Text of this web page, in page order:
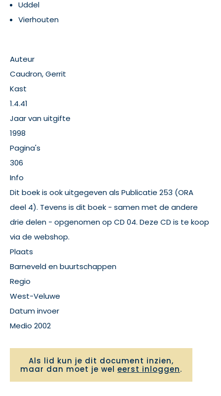
Uddel
Vierhouten
Auteur
Caudron, Gerrit
Kast
1.4.41
Jaar van uitgifte
1998
Pagina's
306
Info
Dit boek is ook uitgegeven als Publicatie 253 (ORA
deel 4). Tevens is dit boek - samen met de andere
drie delen - opgenomen op CD 04. Deze CD is te koop
via de webshop.
Plaats
Barneveld en buurtschappen
Regio
West-Veluwe
Datum invoer
Medio 2002
Als lid kun je dit document inzien,
maar dan moet je wel eerst inloggen.